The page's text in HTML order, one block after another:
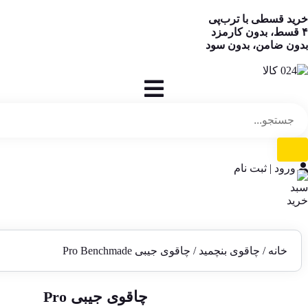
خرید قسطی با ترب‌پی
۴ قسط، بدون کارمزد
بدون ضامن، بدون سود
ورود | ثبت نام
خانه / چاقوی بنچمید / چاقوی جیبی Pro Benchmade
چاقوی جیبی Pro